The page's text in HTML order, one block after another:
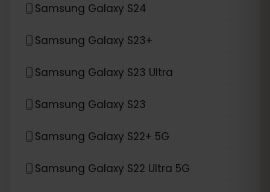
Samsung Galaxy S24
Samsung Galaxy S23+
Samsung Galaxy S23 Ultra
Samsung Galaxy S23
Samsung Galaxy S22+ 5G
Samsung Galaxy S22 Ultra 5G